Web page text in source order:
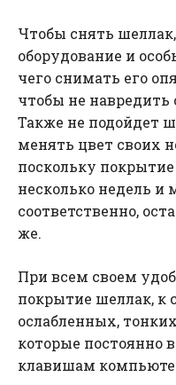
Чтобы снять
оборудование и
чего снимать его
чтобы не
Также не подойдет
менять цвет своих
поскольку
несколько недель
соответственно,
же.
При всем своем
покрытие шеллак, к
ослабленных,
которые постоянно
клавишам